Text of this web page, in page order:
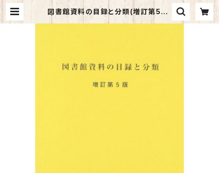
図書館資料の目録と分類(増訂第5版)
| マイブックス関大前店(店頭受取オ